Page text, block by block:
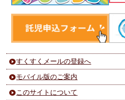
すくすくメールの登録へ
モバイル版のご案内
このサイトについて